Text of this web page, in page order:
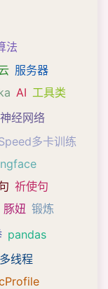
法
服务器
AI 工具类
经网络
多卡训练
祈使句
豚妞 锻炼
pandas
多线程